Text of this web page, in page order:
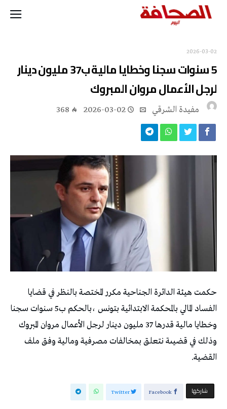
2026-03-02
5 سنوات سجنا وخطايا مالية ب37 مليون دينار
لرجل الأعمال مروان المبروك
مفيدة الشرقي 2026-03-02
368
حكمت هيئة الدائرة الجناحية مكرر المختصة بالنظر في قضايا
الفساد المالي بالمحكمة الابتدائية بتونس ،بالحكم ب5 سنوات سجنا
وخطايا مالية قدرها 37 مليون دينار لرجل الأعمال مروان المبروك
وذلك في قضيىة نتعلق بمخالفات مصرفية ومالية وفق ملف
القضية.
‫‫ شاركها‬ Facebook
Twitter